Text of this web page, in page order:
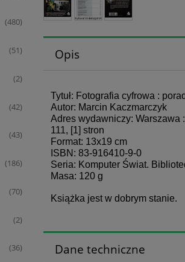
(480)
(51)
(2)
(42)
(43)
(186)
(70)
(2)
(36)
Opis
Tytuł: Fotografia cyfrowa :
Autor: Marcin Kaczmarczyk
Adres wydawniczy: Warszawa
111, [1] stron
Format: 13x19 cm
ISBN: 83-916410-9-0
Seria: Komputer Świat.
Masa: 120 g
Książka jest w dobrym stanie.
Dane techniczne